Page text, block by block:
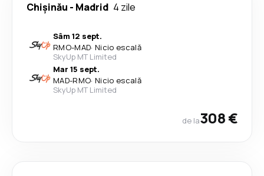
Chişinău - Madrid 4 zile
Sâm 12 sept.
RMO-MAD· Nicio escală
SkyUp MT Limited
Mar 15 sept.
MAD-RMO· Nicio escală
SkyUp MT Limited
de la308 €